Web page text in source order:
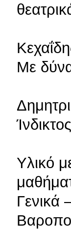
Με
Υλικό
Γενικά